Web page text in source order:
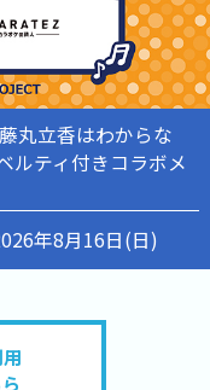
丸立香はわからな
ルティ付きコラボメ
年8月16日(日)